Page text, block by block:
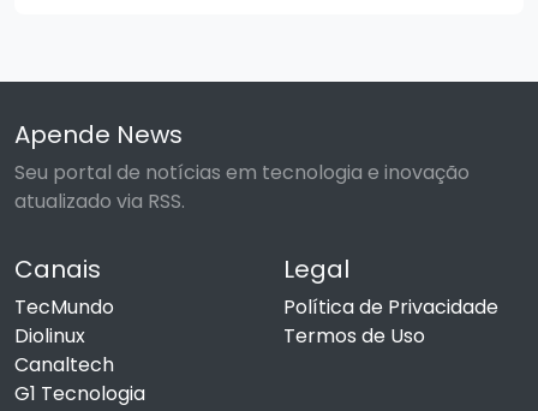
Apende News
Seu portal de notícias em tecnologia e inovação
atualizado via RSS.
Canais
TecMundo
Diolinux
Canaltech
G1 Tecnologia
Legal
Política de Privacidade
Termos de Uso